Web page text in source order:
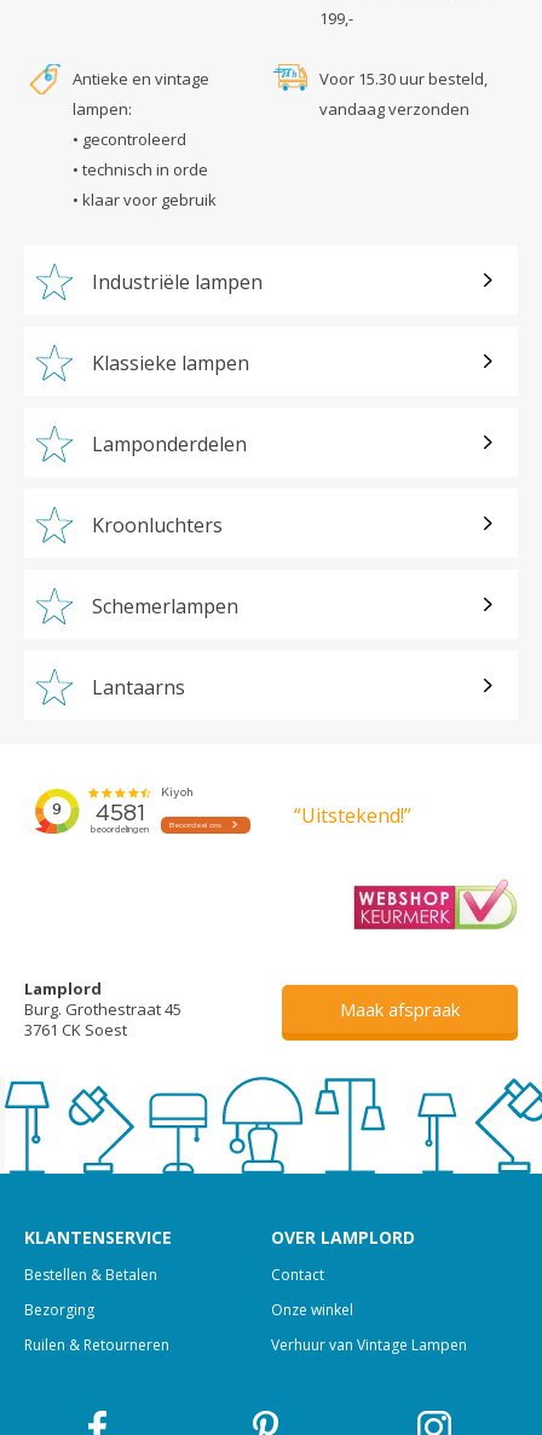
199,-
Antieke en vintage
lampen:
• gecontroleerd
• technisch in orde
• klaar voor gebruik
Voor 15.30 uur besteld,
vandaag verzonden
Industriële lampen
Klassieke lampen
Lamponderdelen
Kroonluchters
Schemerlampen
Lantaarns
“Uitstekend!”
Lamplord
Burg. Grothestraat 45
3761 CK Soest
Maak afspraak
KLANTENSERVICE
Bestellen & Betalen
Bezorging
Ruilen & Retourneren
OVER LAMPLORD
Contact
Onze winkel
Verhuur van Vintage Lampen